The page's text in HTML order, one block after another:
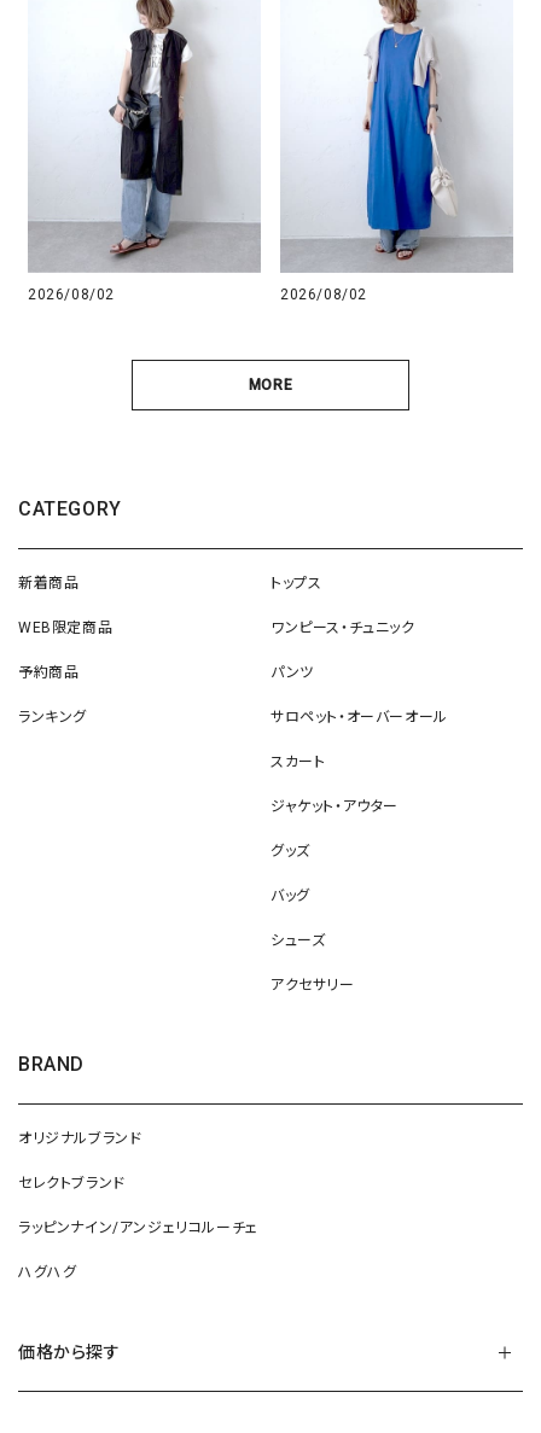
2026/08/02 2026/08/02
MORE
CATEGORY
新着商品
WEB限定商品
予約商品
ランキング
トップス
ワンピース・チュニック
パンツ
サロペット・オーバーオール
スカート
ジャケット・アウター
グッズ
バッグ
シューズ
アクセサリー
BRAND
オリジナルブランド
セレクトブランド
ラッピンナイン/アンジェリコルーチェ
ハグハグ
価格から探す